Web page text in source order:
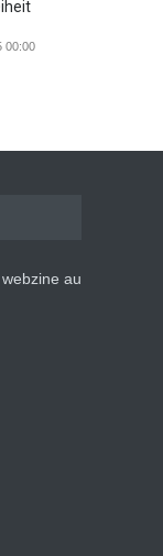
00:00
papst
Klima-
au